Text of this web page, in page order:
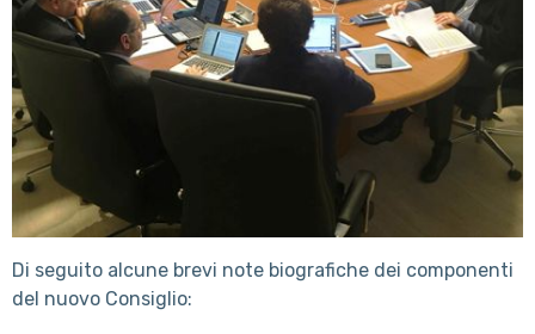
Di seguito alcune brevi note biografiche dei componenti
del nuovo Consiglio: